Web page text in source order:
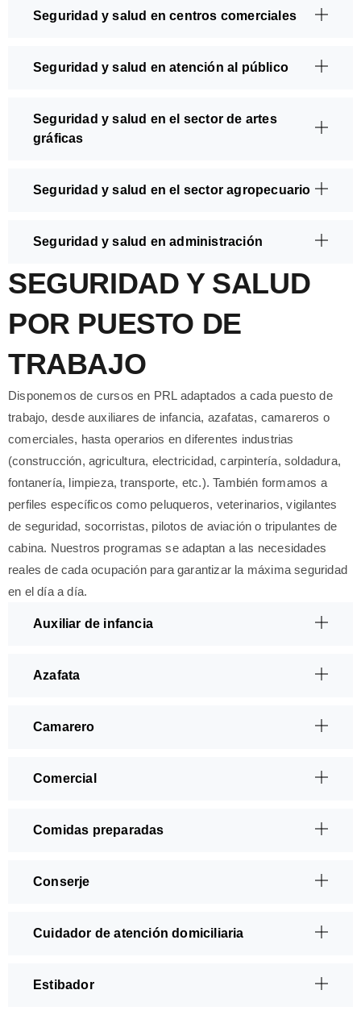
Seguridad y salud en centros comerciales
Seguridad y salud en atención al público
Seguridad y salud en el sector de artes
gráficas
Seguridad y salud en el sector agropecuario
Seguridad y salud en administración
SEGURIDAD Y SALUD
POR PUESTO DE
TRABAJO
Disponemos de cursos en PRL adaptados a cada puesto de
trabajo, desde auxiliares de infancia, azafatas, camareros o
comerciales, hasta operarios en diferentes industrias
(construcción, agricultura, electricidad, carpintería, soldadura,
fontanería, limpieza, transporte, etc.). También formamos a
perfiles específicos como peluqueros, veterinarios, vigilantes
de seguridad, socorristas, pilotos de aviación o tripulantes de
cabina. Nuestros programas se adaptan a las necesidades
reales de cada ocupación para garantizar la máxima seguridad
en el día a día.
Auxiliar de infancia
Azafata
Camarero
Comercial
Comidas preparadas
Conserje
Cuidador de atención domiciliaria
Estibador